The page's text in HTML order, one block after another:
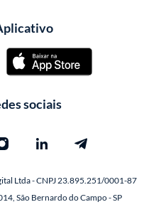
sociais
Ltda - CNPJ 23.895.251/0001-87
São Bernardo do Campo - SP